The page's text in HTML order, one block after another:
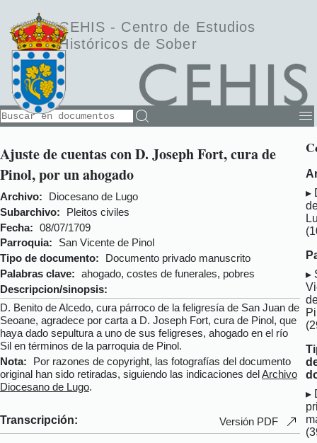
CEHIS - Centro de Estudios
Históricos de Sober
Ajuste de cuentas con D. Joseph Fort, cura de
Pinol, por un ahogado
Archivo:
Diocesano de Lugo
Subarchivo:
Pleitos civiles
Fecha:
08/07/1709
Parroquia:
San Vicente de Pinol
Tipo de documento:
Documento privado manuscrito
Palabras clave:
ahogado, costes de funerales, pobres
Descripcion/sinopsis:
D. Benito de Alcedo, cura párroco de la feligresía de San Juan de
Seoane, agradece por carta a D. Joseph Fort, cura de Pinol, que
haya dado sepultura a uno de sus feligreses, ahogado en el río
Sil en términos de la parroquia de Pinol.
Nota:
Por razones de copyright, las fotografías del documento
original han sido retiradas, siguiendo las indicaciones delArchivo
Diocesano de Lugo.
Transcripción: Versión PDF